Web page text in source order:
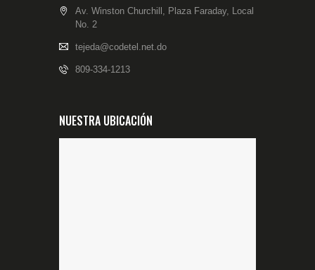
Av. Winston Churchill, Plaza Faraday, Local
No. 2
tejeda@codetel.net.do
809-334-1213
NUESTRA UBICACIÓN